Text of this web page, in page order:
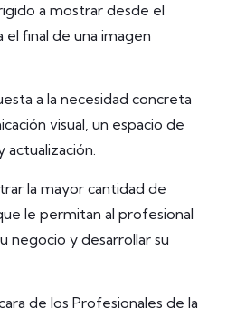
a mostrar desde el
el final de una imagen
a la necesidad concreta
visual, un espacio de
la mayor cantidad de
le permitan al profesional
negocio y desarrollar su
de los Profesionales de la